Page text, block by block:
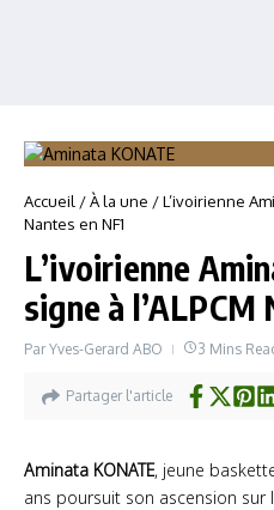
Accueil /À la une /L’ivoirienne
Nantes en NF1
L’ivoirienne
signe à l’ALPCM
ParYves-Gerard ABO 3 Mins
Partager l'article
Aminata KONATE, jeune
ans poursuit son ascension sur